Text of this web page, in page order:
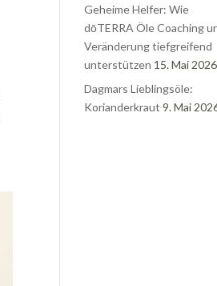
Geheime Helfer: Wie
dōTERRA Öle Coaching
Veränderung tiefgreifend
unterstützen 15. Mai 2026
Dagmars Lieblingsöle:
Korianderkraut 9. Mai